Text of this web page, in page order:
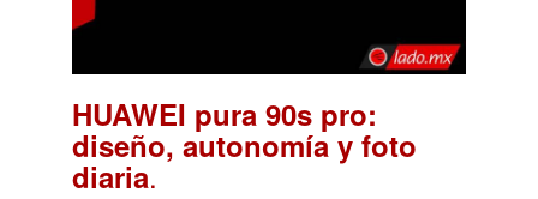
HUAWEI pura 90s pro:
diseño, autonomía y foto
diaria.